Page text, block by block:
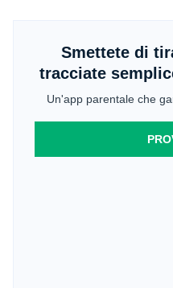
Smettete di
tracciate
Un'app parentale che